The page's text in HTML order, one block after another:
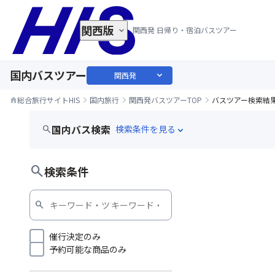
関西発 日帰り・宿泊バスツアー
関西版
国内バスツアー 関西発 expand_more
home総合旅行サイトHIS 国内旅行 関西発バスツアーTOP バスツアー検索結
search国内バス検索 expand_more
search検索条件
search
催行決定のみ
予約可能な商品のみ